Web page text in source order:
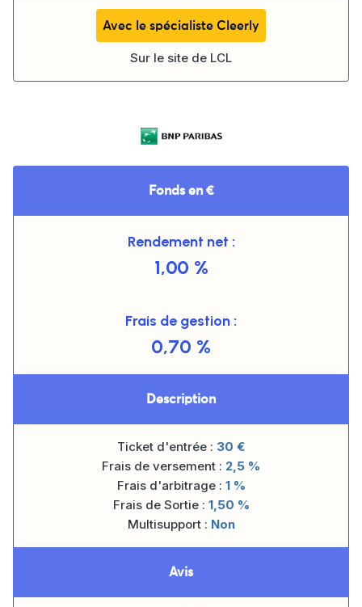
Avec le spécialiste Cleerly
Sur le site de LCL
Fonds en €
Rendement net :
1,00 %
Frais de gestion :
0,70 %
Description
Ticket d'entrée : 30 €
Frais de versement : 2,5 %
Frais d'arbitrage : 1 %
Frais de Sortie : 1,50 %
Multisupport : Non
Avis